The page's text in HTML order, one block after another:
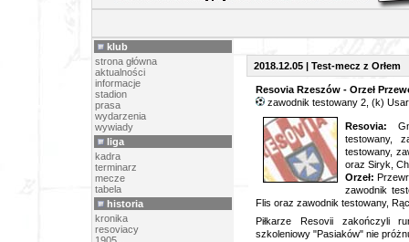
klub
strona główna
aktualności
informacje
stadion
prasa
wydarzenia
wywiady
liga
kadra
terminarz
mecze
tabela
historia
kronika
resoviacy
2018.12.05 | Test-mecz z Orłem
Resovia Rzeszów - Orzeł
zawodnik testowany 2, (k)
Resovia:
testowany,
testowany,
oraz Siryk,
Orzeł:
zawodnik
Flis oraz zawodnik testowany,
Piłkarze Resovii zakończyli
szkoleniowy "Pasiaków" nie